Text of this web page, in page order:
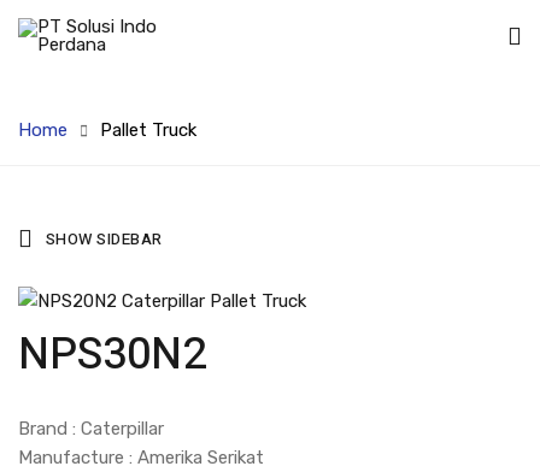
Home Pallet Truck
SHOW SIDEBAR
NPS30N2
Brand : Caterpillar
Manufacture : Amerika Serikat